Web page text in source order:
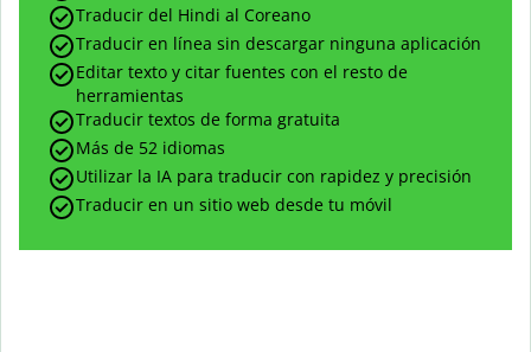
Traducir del Hindi al Coreano
Traducir en línea sin descargar ninguna aplicación
Editar texto y citar fuentes con el resto de
herramientas
Traducir textos de forma gratuita
Más de 52 idiomas
Utilizar la IA para traducir con rapidez y precisión
Traducir en un sitio web desde tu móvil